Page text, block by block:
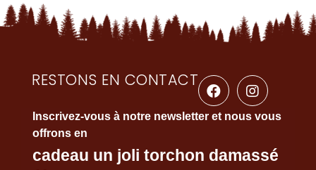
RESTONS EN CONTACT
Inscrivez-vous à notre newsletter et nous vous
offrons en
cadeau un joli torchon damassé